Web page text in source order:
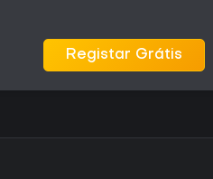
Registar Grátis